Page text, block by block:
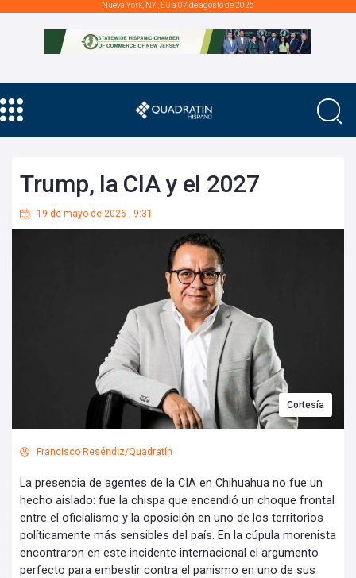
Nueva York, NY., EU a 07 de agosto de 2026
Trump, la CIA y el 2027
19 de mayo de 2026 , 9:31
Cortesía
Francisco Reséndiz/Quadratín
La presencia de agentes de la CIA en Chihuahua no fue un
hecho aislado: fue la chispa que encendió un choque frontal
entre el oficialismo y la oposición en uno de los territorios
políticamente más sensibles del país. En la cúpula morenista
encontraron en este incidente internacional el argumento
perfecto para embestir contra el panismo en uno de sus